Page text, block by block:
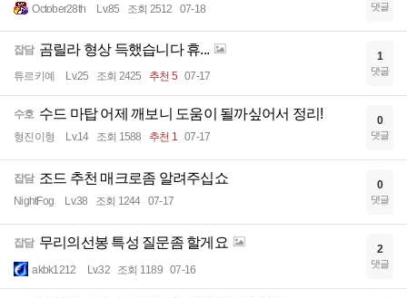
October28th Lv.85 조회 2512 07-18 댓글
잡담 곰릴라 형상 득했습니다 휴...
튜르키예 Lv.25 조회 2425 추천 5 07-17
1
댓글
수호 수드 마탑 어제 깨보니 도움이 될까싶어서 정리!
형진이형 Lv.14 조회 1588 추천 1 07-17
0
댓글
잡담 조드 추천 매크로좀 알려주십쇼
NightFog Lv.38 조회 1244 07-17
0
댓글
잡담 무리의선봉 특성 질문좀 할게요
akbk1212 Lv.32 조회 1189 07-16
2
댓글